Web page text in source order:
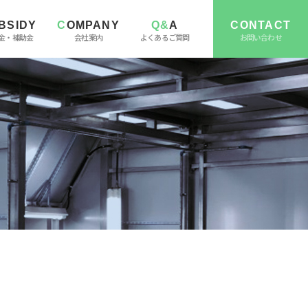
・補助金
COMPANY
会社案内
Q&A
よくあるご質問
CONTACT
お問い合わせ